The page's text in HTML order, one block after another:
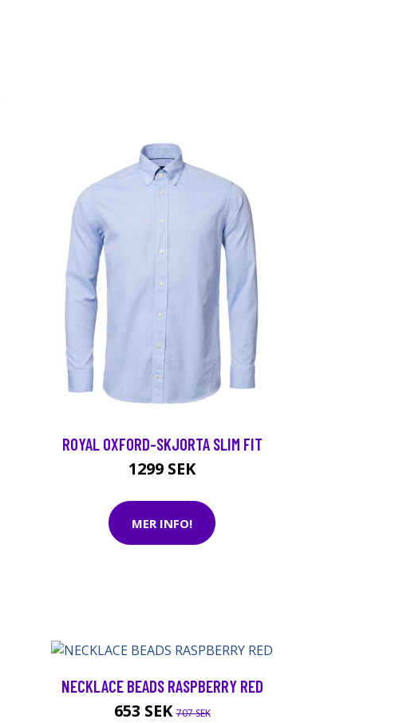
ROYAL OXFORD-SKJORTA SLIM FIT
1299 SEK
MER INFO!
NECKLACE BEADS RASPBERRY RED
653 SEK707 SEK